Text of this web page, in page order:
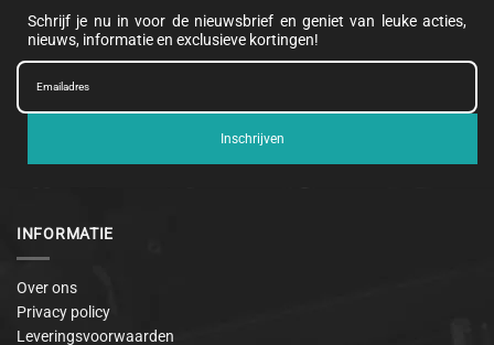
Schrijf je nu in voor de nieuwsbrief en geniet van leuke acties,
nieuws, informatie en exclusieve kortingen!
Inschrijven
INFORMATIE
Over ons
Privacy policy
Leveringsvoorwaarden